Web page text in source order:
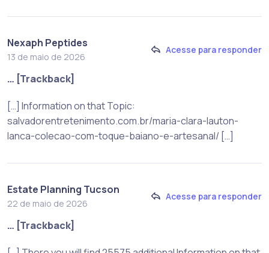
Nexaph Peptides
13 de maio de 2026
Acesse para responder
… [Trackback]
[…] Information on that Topic:
salvadorentretenimento.com.br/maria-clara-lauton-
lanca-colecao-com-toque-baiano-e-artesanal/ […]
Estate Planning Tucson
22 de maio de 2026
Acesse para responder
… [Trackback]